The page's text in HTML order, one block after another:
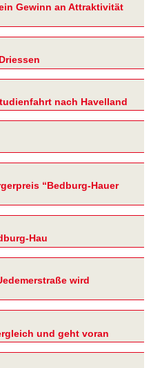
Gewinn an Attraktivität
nach Havelland
“Bedburg-Hauer
Hau
wird
und geht voran